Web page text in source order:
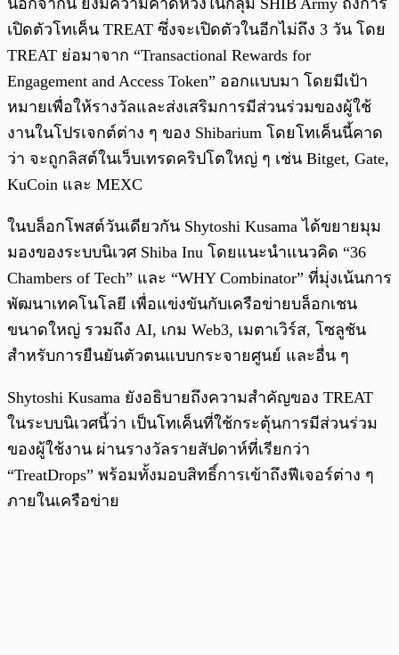
นอกจากนี้ ยังมีความคาดหวังในกลุ่ม SHIB Army ถึงการ
เปิดตัวโทเค็น TREAT ซึ่งจะเปิดตัวในอีกไม่ถึง 3 วัน โดย
TREAT ย่อมาจาก “Transactional Rewards for
Engagement and Access Token” ออกแบบมา โดยมีเป้า
หมายเพื่อให้รางวัลและส่งเสริมการมีส่วนร่วมของผู้ใช้
งานในโปรเจกต์ต่าง ๆ ของ Shibarium โดยโทเค็นนี้คาด
ว่า จะถูกลิสต์ในเว็บเทรดคริปโตใหญ่ ๆ เช่น Bitget, Gate,
KuCoin และ MEXC
ในบล็อกโพสต์วันเดียวกัน Shytoshi Kusama ได้ขยายมุม
มองของระบบนิเวศ Shiba Inu โดยแนะนำแนวคิด “36
Chambers of Tech” และ “WHY Combinator” ที่มุ่งเน้นการ
พัฒนาเทคโนโลยี เพื่อแข่งขันกับเครือข่ายบล็อกเชน
ขนาดใหญ่ รวมถึง AI, เกม Web3, เมตาเวิร์ส, โซลูชัน
สำหรับการยืนยันตัวตนแบบกระจายศูนย์ และอื่น ๆ
Shytoshi Kusama ยังอธิบายถึงความสำคัญของ TREAT
ในระบบนิเวศนี้ว่า เป็นโทเค็นที่ใช้กระตุ้นการมีส่วนร่วม
ของผู้ใช้งาน ผ่านรางวัลรายสัปดาห์ที่เรียกว่า
“TreatDrops” พร้อมทั้งมอบสิทธิ์การเข้าถึงฟีเจอร์ต่าง ๆ
ภายในเครือข่าย